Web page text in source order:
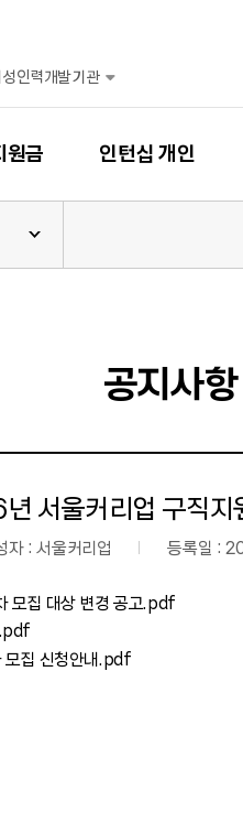
인력개발기관
원금 인턴십 개인
공지사항
서울커리업 구직지
자 :서울커리업 등록일 :
모집 대상 변경 공고.pdf
.pdf
모집 신청안내.pdf